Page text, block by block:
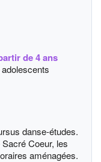
de 4 ans
danse-études.
Coeur, les
aménagées.